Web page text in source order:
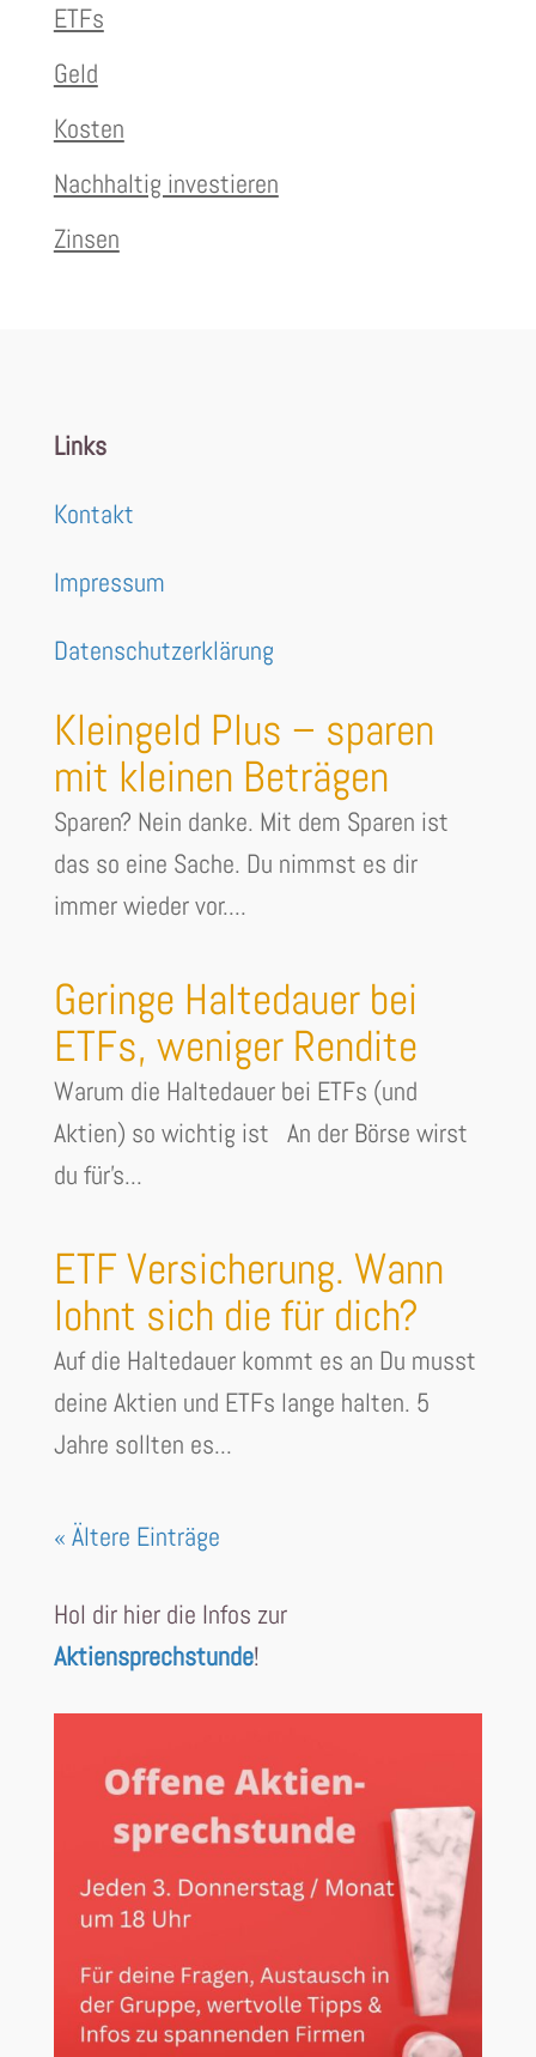
ETFs
Geld
Kosten
Nachhaltig investieren
Zinsen
Links
Kontakt
Impressum
Datenschutzerklärung
Kleingeld Plus – sparen
mit kleinen Beträgen
Sparen? Nein danke. Mit dem Sparen ist
das so eine Sache. Du nimmst es dir
immer wieder vor....
Geringe Haltedauer bei
ETFs, weniger Rendite
Warum die Haltedauer bei ETFs (und
Aktien) so wichtig ist An der Börse wirst
du für's...
ETF Versicherung. Wann
lohnt sich die für dich?
Auf die Haltedauer kommt es an Du musst
deine Aktien und ETFs lange halten. 5
Jahre sollten es...
« Ältere Einträge
Hol dir hier die Infos zur
Aktiensprechstunde!